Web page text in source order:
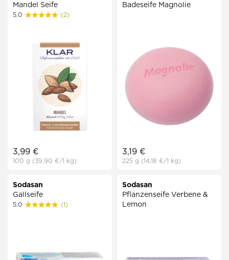
Mandel Seife
5.0 (2)
3,99 €
100 g (39,90 €/1 kg)
Badeseife Magnolie
3,19 €
225 g (14,18 €/1 kg)
Sodasan
Gallseife
5.0 (1)
Sodasan
Pflanzenseife Verbene &
Lemon